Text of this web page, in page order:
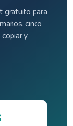
gratuito para
cinco
y